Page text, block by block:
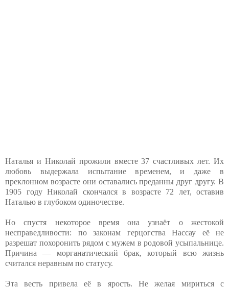
Наталья и Николай прожили вместе 37 счастливых лет. Их
любовь выдержала испытание временем, и даже в
преклонном возрасте они оставались преданны друг другу. В
1905 году Николай скончался в возрасте 72 лет, оставив
Наталью в глубоком одиночестве.
Но спустя некоторое время она узнаёт о жестокой
несправедливости: по законам герцогства Нассау её не
разрешат похоронить рядом с мужем в родовой усыпальнице.
Причина — морганатический брак, который всю жизнь
считался неравным по статусу.
Эта весть привела её в ярость. Не желая мириться с